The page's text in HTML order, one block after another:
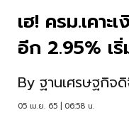
เฮ! ครม.เคาะ
อีก 2.95% เ
By ฐานเศรษฐกิจ
05 เม.ย. 65 | 06:58 น.